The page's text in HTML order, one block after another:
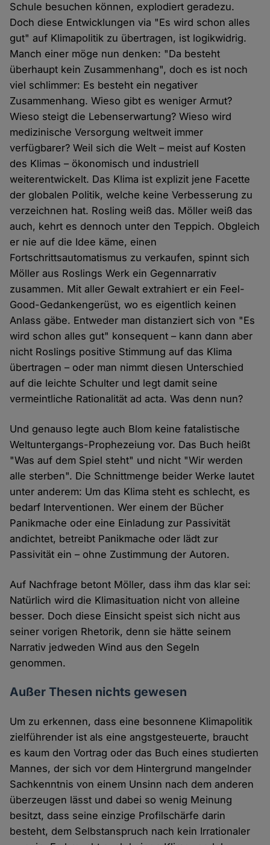
Schule besuchen können, explodiert geradezu.
Doch diese Entwicklungen via "Es wird schon alles
gut" auf Klimapolitik zu übertragen, ist logikwidrig.
Manch einer möge nun denken: "Da besteht
überhaupt kein Zusammenhang", doch es ist noch
viel schlimmer: Es besteht ein negativer
Zusammenhang. Wieso gibt es weniger Armut?
Wieso steigt die Lebenserwartung? Wieso wird
medizinische Versorgung weltweit immer
verfügbarer? Weil sich die Welt – meist auf Kosten
des Klimas – ökonomisch und industriell
weiterentwickelt. Das Klima ist explizit jene Facette
der globalen Politik, welche keine Verbesserung zu
verzeichnen hat. Rosling weiß das. Möller weiß das
auch, kehrt es dennoch unter den Teppich. Obgleich
er nie auf die Idee käme, einen
Fortschrittsautomatismus zu verkaufen, spinnt sich
Möller aus Roslings Werk ein Gegennarrativ
zusammen. Mit aller Gewalt extrahiert er ein Feel-
Good-Gedankengerüst, wo es eigentlich keinen
Anlass gäbe. Entweder man distanziert sich von "Es
wird schon alles gut" konsequent – kann dann aber
nicht Roslings positive Stimmung auf das Klima
übertragen – oder man nimmt diesen Unterschied
auf die leichte Schulter und legt damit seine
vermeintliche Rationalität ad acta. Was denn nun?
Und genauso legte auch Blom keine fatalistische
Weltuntergangs-Prophezeiung vor. Das Buch heißt
"Was auf dem Spiel steht" und nicht "Wir werden
alle sterben". Die Schnittmenge beider Werke lautet
unter anderem: Um das Klima steht es schlecht, es
bedarf Interventionen. Wer einem der Bücher
Panikmache oder eine Einladung zur Passivität
andichtet, betreibt Panikmache oder lädt zur
Passivität ein – ohne Zustimmung der Autoren.
Auf Nachfrage betont Möller, dass ihm das klar sei:
Natürlich wird die Klimasituation nicht von alleine
besser. Doch diese Einsicht speist sich nicht aus
seiner vorigen Rhetorik, denn sie hätte seinem
Narrativ jedweden Wind aus den Segeln
genommen.
Außer Thesen nichts gewesen
Um zu erkennen, dass eine besonnene Klimapolitik
zielführender ist als eine angstgesteuerte, braucht
es kaum den Vortrag oder das Buch eines studierten
Mannes, der sich vor dem Hintergrund mangelnder
Sachkenntnis von einem Unsinn nach dem anderen
überzeugen lässt und dabei so wenig Meinung
besitzt, dass seine einzige Profilschärfe darin
besteht, dem Selbstanspruch nach kein Irrationaler